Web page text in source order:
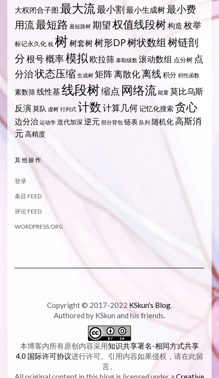
大权闭合子图 最大流最小割 最小生成树最小费
用流最短路 最短路树 期望权值线段树构造 枚举
标记永久化 栈 树 树套树树形DP树状数组 树链剖
分根号概率模拟 欧拉筛 泰勒级数 滚动数组 点分树 点
分治状态压缩 生成树 矩阵离散化离线积分 积性函数
素数筛线性基 线段树缩点 网络流 能量 莫比乌斯
反演莫队 虚树 行列式 计数计算几何记忆化搜索贪心
边分治 运动学 迭代加深逆元 部分背包 链表 队列 随机化高斯消
元 高精度
其他操作
登录
条目 FEED
评论 FEED
WORDPRESS.ORG
Copyright © 2017-2022 KSkun's Blog.
Authored by KSkun and his friends.
本博客内所有原创内容采用知识共享署名-相同方式共享
4.0 国际许可协议进行许可。引用内容如果侵权，请在此留
言。